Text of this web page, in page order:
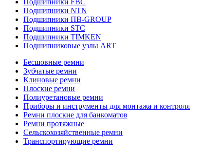
Подшипники FBC
Подшипники NTN
Подшипники ПВ-GROUP
Подшипники STC
Подшипники TIMKEN
Подшипниковые узлы ART
Бесшовные ремни
Зубчатые ремни
Клиновые ремни
Плоские ремни
Полиуретановые ремни
Приборы и инструменты для монтажа и контроля
Ремни плоские для банкоматов
Ремни протяжные
Сельскохозяйственные ремни
Транспортирующие ремни